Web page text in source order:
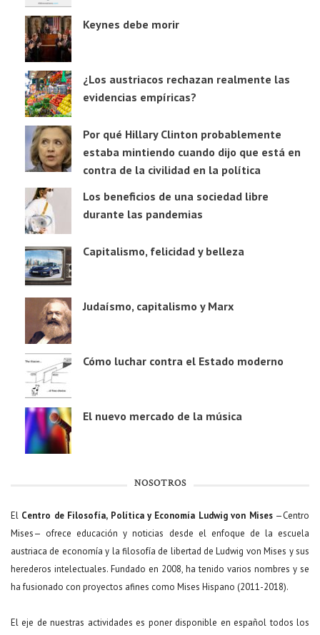
Keynes debe morir
¿Los austriacos rechazan realmente las
evidencias empíricas?
Por qué Hillary Clinton probablemente
estaba mintiendo cuando dijo que está en
contra de la civilidad en la política
Los beneficios de una sociedad libre
durante las pandemias
Capitalismo, felicidad y belleza
Judaísmo, capitalismo y Marx
Cómo luchar contra el Estado moderno
El nuevo mercado de la música
NOSOTROS
El Centro de Filosofía, Política y Economía Ludwig von Mises—Centro
Mises— ofrece educación y noticias desde el enfoque de la escuela
austriaca de economía y la filosofía de libertad de Ludwig von Mises y sus
herederos intelectuales. Fundado en 2008, ha tenido varios nombres y se
ha fusionado con proyectos afines como Mises Hispano (2011-2018).
El eje de nuestras actividades es poner disponible en español todos los